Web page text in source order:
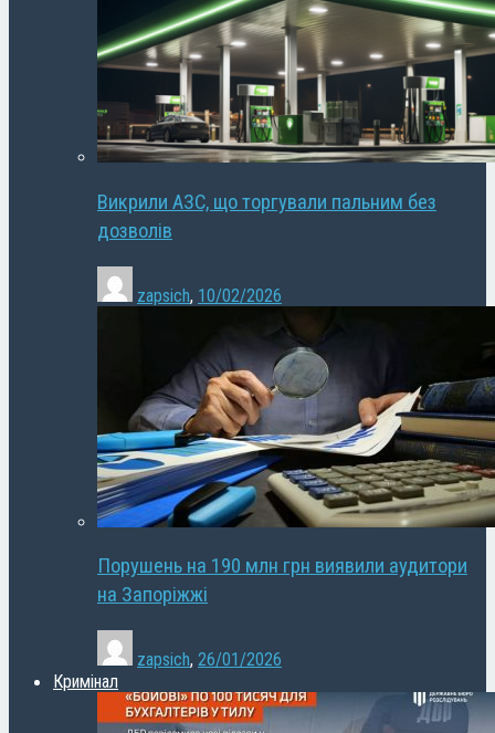
Викрили АЗС, що торгували пальним без
дозволів
zapsich, 10/02/2026
Порушень на 190 млн грн виявили аудитори
на Запоріжжі
zapsich, 26/01/2026
Кримінал